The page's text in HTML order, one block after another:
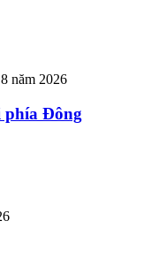
năm 2026
phía Đông